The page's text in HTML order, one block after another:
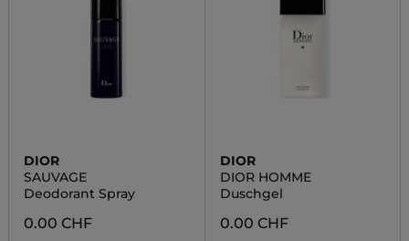
DIOR
SAUVAGE
Deodorant Spray
0.00 CHF
DIOR
DIOR HOMME
Duschgel
0.00 CHF